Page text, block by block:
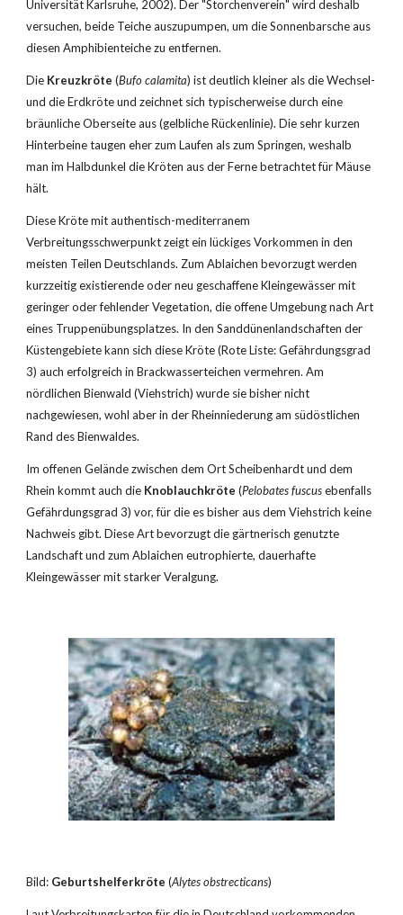
Universität Karlsruhe, 2002). Der "Storchenverein" wird deshalb
versuchen, beide Teiche auszupumpen, um die Sonnenbarsche aus
diesen Amphibienteiche zu entfernen.
Die Kreuzkröte (Bufo calamita) ist deutlich kleiner als die Wechsel-
und die Erdkröte und zeichnet sich typischerweise durch eine
bräunliche Oberseite aus (gelbliche Rückenlinie). Die sehr kurzen
Hinterbeine taugen eher zum Laufen als zum Springen, weshalb
man im Halbdunkel die Kröten aus der Ferne betrachtet für Mäuse
hält.
Diese Kröte mit authentisch-mediterranem
Verbreitungsschwerpunkt zeigt ein lückiges Vorkommen in den
meisten Teilen Deutschlands. Zum Ablaichen bevorzugt werden
kurzzeitig existierende oder neu geschaffene Kleingewässer mit
geringer oder fehlender Vegetation, die offene Umgebung nach Art
eines Truppenübungsplatzes. In den Sanddünenlandschaften der
Küstengebiete kann sich diese Kröte (Rote Liste: Gefährdungsgrad
3) auch erfolgreich in Brackwasserteichen vermehren. Am
nördlichen Bienwald (Viehstrich) wurde sie bisher nicht
nachgewiesen, wohl aber in der Rheinniederung am südöstlichen
Rand des Bienwaldes.
Im offenen Gelände zwischen dem Ort Scheibenhardt und dem
Rhein kommt auch die Knoblauchkröte (Pelobates fuscus ebenfalls
Gefährdungsgrad 3) vor, für die es bisher aus dem Viehstrich keine
Nachweis gibt. Diese Art bevorzugt die gärtnerisch genutzte
Landschaft und zum Ablaichen eutrophierte, dauerhafte
Kleingewässer mit starker Veralgung.
Bild: Geburtshelferkröte (Alytes obstrecticans)